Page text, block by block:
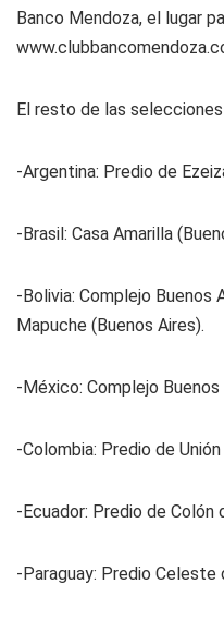
Banco Mendoza, el lugar
El resto de las selecciones
-Argentina: Predio de
-Brasil: Casa Amarilla
-Bolivia: Complejo Buenos
Mapuche (Buenos Aires).
-México: Complejo
-Colombia: Predio de
-Ecuador: Predio de Colón
-Paraguay: Predio Celeste